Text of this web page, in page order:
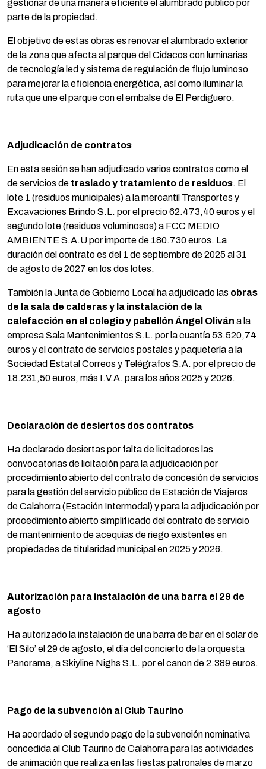
gestionar de una manera eficiente el alumbrado público por
parte de la propiedad.
El objetivo de estas obras es renovar el alumbrado exterior
de la zona que afecta al parque del Cidacos con luminarias
de tecnología led y sistema de regulación de flujo luminoso
para mejorar la eficiencia energética, así como iluminar la
ruta que une el parque con el embalse de El Perdiguero.
Adjudicación de contratos
En esta sesión se han adjudicado varios contratos como el
de servicios de traslado y tratamiento de residuos. El
lote 1 (residuos municipales) a la mercantil Transportes y
Excavaciones Brindo S.L. por el precio 62.473,40 euros y el
segundo lote (residuos voluminosos) a FCC MEDIO
AMBIENTE S.A.U por importe de 180.730 euros. La
duración del contrato es del 1 de septiembre de 2025 al 31
de agosto de 2027 en los dos lotes.
También la Junta de Gobierno Local ha adjudicado las obras
de la sala de calderas y la instalación de la
calefacción en el colegio y pabellón Ángel Oliván a la
empresa Sala Mantenimientos S.L. por la cuantía 53.520,74
euros y el contrato de servicios postales y paquetería a la
Sociedad Estatal Correos y Telégrafos S.A. por el precio de
18.231,50 euros, más I.V.A. para los años 2025 y 2026.
Declaración de desiertos dos contratos
Ha declarado desiertas por falta de licitadores las
convocatorias de licitación para la adjudicación por
procedimiento abierto del contrato de concesión de servicios
para la gestión del servicio público de Estación de Viajeros
de Calahorra (Estación Intermodal) y para la adjudicación por
procedimiento abierto simplificado del contrato de servicio
de mantenimiento de acequias de riego existentes en
propiedades de titularidad municipal en 2025 y 2026.
Autorización para instalación de una barra el 29 de
agosto
Ha autorizado la instalación de una barra de bar en el solar de
‘El Silo’ el 29 de agosto, el día del concierto de la orquesta
Panorama, a Skiyline Nighs S.L. por el canon de 2.389 euros.
Pago de la subvención al Club Taurino
Ha acordado el segundo pago de la subvención nominativa
concedida al Club Taurino de Calahorra para las actividades
de animación que realiza en las fiestas patronales de marzo